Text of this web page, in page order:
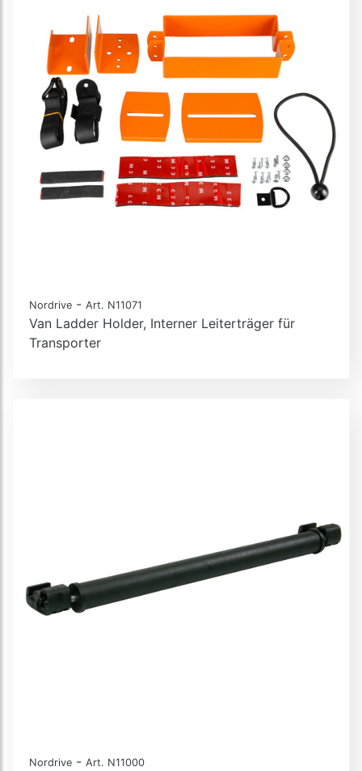
Nordrive - Art. N11071
Van Ladder Holder, Interner Leiterträger für
Transporter
Nordrive - Art. N11000